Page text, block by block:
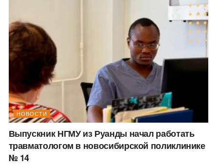
НОВОСТИ
Выпускник НГМУ из Руанды начал работать
травматологом в новосибирской поликлинике
№ 14